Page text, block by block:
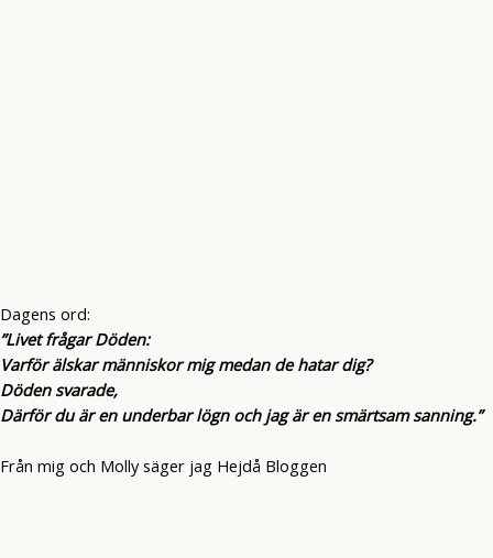
Dagens ord:
”Livet frågar Döden:
Varför älskar människor mig medan de hatar dig?
Döden svarade,
Därför du är en underbar lögn och jag är en smärtsam sanning.”
Från mig och Molly säger jag Hejdå Bloggen